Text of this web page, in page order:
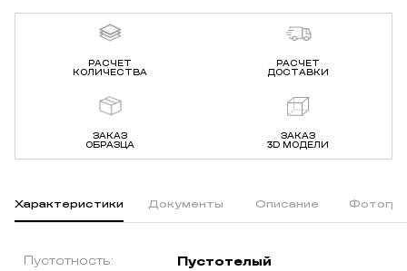
РАСЧЕТ
КОЛИЧЕСТВА
РАСЧЕТ
ДОСТАВКИ
ЗАКАЗ
ОБРАЗЦА
ЗАКАЗ
3D МОДЕЛИ
Характеристики Документы Описание
Пустотность: Пустотелый